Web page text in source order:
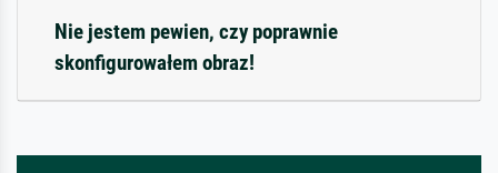
Nie jestem pewien, czy poprawnie
skonfigurowałem obraz!